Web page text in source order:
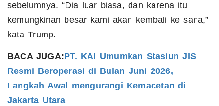
sebelumnya. “Dia luar biasa, dan karena itu
kemungkinan besar kami akan kembali ke sana,”
kata Trump.
BACA JUGA:PT. KAI Umumkan Stasiun JIS
Resmi Beroperasi di Bulan Juni 2026,
Langkah Awal mengurangi Kemacetan di
Jakarta Utara